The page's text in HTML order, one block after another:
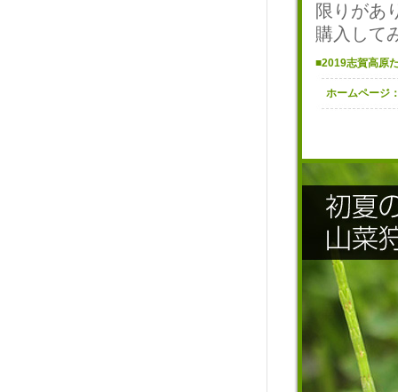
限りがあ
購入して
■2019志賀高原
ホームページ